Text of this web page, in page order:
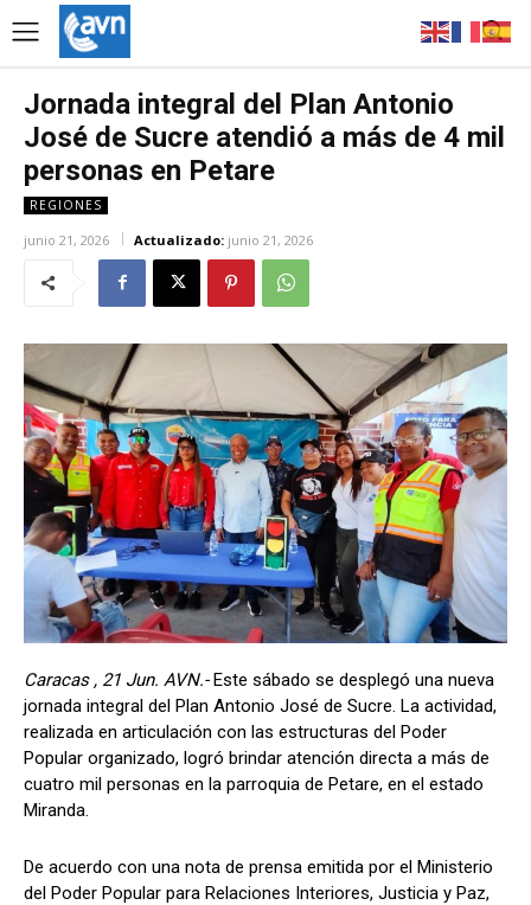
Jornada integral del Plan Antonio
José de Sucre atendió a más de 4 mil
personas en Petare
REGIONES
junio 21, 2026 Actualizado: junio 21, 2026
Caracas , 21 Jun. AVN.-Este sábado se desplegó una nueva
jornada integral del Plan Antonio José de Sucre. La actividad,
realizada en articulación con las estructuras del Poder
Popular organizado, logró brindar atención directa a más de
cuatro mil personas en la parroquia de Petare, en el estado
Miranda.
De acuerdo con una nota de prensa emitida por el Ministerio
del Poder Popular para Relaciones Interiores, Justicia y Paz,